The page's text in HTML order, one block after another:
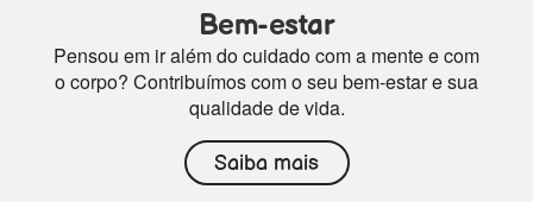
Bem-estar
Pensou em ir além do cuidado com a mente e com
o corpo? Contribuímos com o seu bem-estar e sua
qualidade de vida.
Saiba mais